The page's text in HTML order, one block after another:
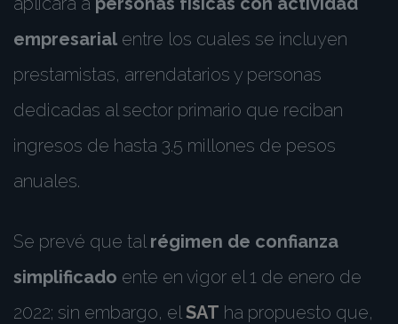
empresarial entre los cuales se incluyen
prestamistas, arrendatarios y personas
dedicadas al sector primario que reciban
ingresos de hasta 3.5 millones de pesos
anuales.
Se prevé que tal régimen de confianza
simplificado ente en vigor el 1 de enero de
2022; sin embargo, elSAT ha propuesto que,